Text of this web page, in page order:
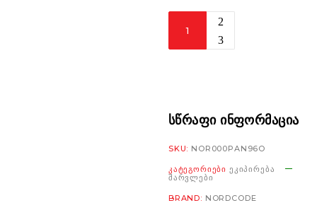
Nordcode
Himalayan
grey
ᲡᲬᲠᲐᲤᲘ ᲘᲜᲤᲝᲠᲛᲐᲪᲘᲐ
SKU: NOR000PAN96O
ᲙᲐᲢᲔᲒᲝᲠᲘᲔᲑᲘ ᲔᲙᲘᲞᲘᲠᲔᲑᲐ
ᲨᲐᲠᲕᲚᲔᲑᲘ
BRAND: NORDCODE